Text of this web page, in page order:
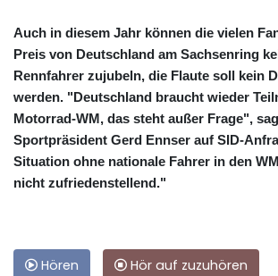
Auch in diesem Jahr können die vielen
Preis von Deutschland am Sachsenring
Rennfahrer zujubeln, die Flaute soll kein
werden. "Deutschland braucht wieder
Motorrad-WM, das steht außer Frage",
Sportpräsident Gerd Ennser auf SID-
Situation ohne nationale Fahrer in den
nicht zufriedenstellend."
Hören Hör auf zuzuhören